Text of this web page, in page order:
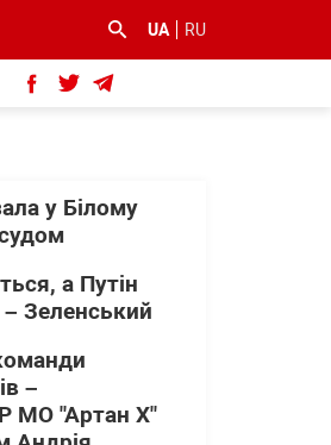
UA RU
у Білому
а Путін
– Зеленський
–
МО "Артан Х"